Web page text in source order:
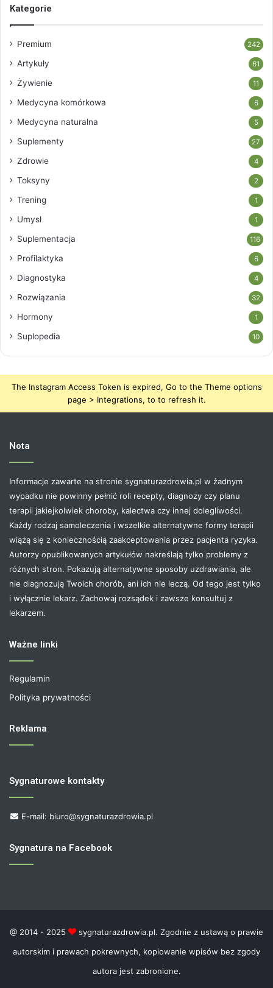
Kategorie
Premium 242
Artykuły 61
Żywienie 11
Medycyna komórkowa 6
Medycyna naturalna 5
Suplementy 27
Zdrowie 4
Toksyny 2
Trening 1
Umysł 1
Suplementacja 116
Profilaktyka 6
Diagnostyka 4
Rozwiązania 32
Hormony 1
Suplopedia 10
The Instagram Access Token is expired, Go to the Theme options
page > Integrations, to to refresh it.
Nota
Informacje zawarte na stronie sygnaturazdrowia.pl w żadnym
wypadku nie powinny pełnić roli recepty, diagnozy czy planu
terapii jakiejkolwiek choroby, kalectwa czy innej dolegliwości.
Każdy rodzaj samoleczenia i wszelkie alternatywne formy terapii
wiążą się z koniecznością zaakceptowania przez pacjenta ryzyka.
Autorzy opublikowanych artykułów nakreślają tylko problemy z
różnych stron. Pokazują alternatywne sposoby uzdrawiania, ale
nie diagnozują Twoich chorób, ani ich nie leczą. Od tego jest tylko
i wyłącznie lekarz. Zachowaj rozsądek i zawsze konsultuj z
lekarzem.
Ważne linki
Regulamin
Polityka prywatności
Reklama
Sygnaturowe kontakty
E-mail: biuro@sygnaturazdrowia.pl
Sygnatura na Facebook
@ 2014 - 2025
sygnaturazdrowia.pl. Zgodnie z ustawą o prawie
autorskim i prawach pokrewnych, kopiowanie wpisów bez zgody
autora jest zabronione.